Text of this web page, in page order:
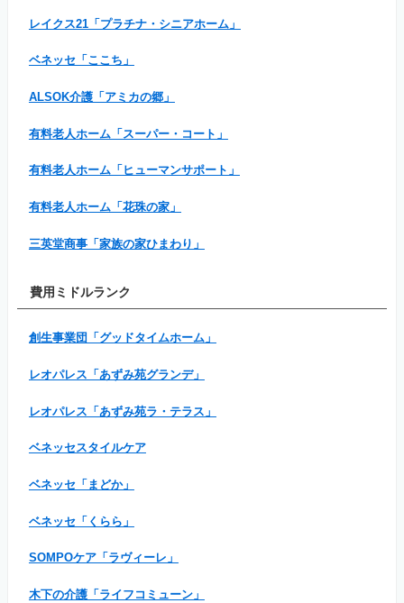
レイクス21「プラチナ・シニアホーム」
ベネッセ「ここち」
ALSOK介護「アミカの郷」
有料老人ホーム「スーパー・コート」
有料老人ホーム「ヒューマンサポート」
有料老人ホーム「花珠の家」
三英堂商事「家族の家ひまわり」
費用ミドルランク
創生事業団「グッドタイムホーム」
レオパレス「あずみ苑グランデ」
レオパレス「あずみ苑ラ・テラス」
ベネッセスタイルケア
ベネッセ「まどか」
ベネッセ「くらら」
SOMPOケア「ラヴィーレ」
木下の介護「ライフコミューン」